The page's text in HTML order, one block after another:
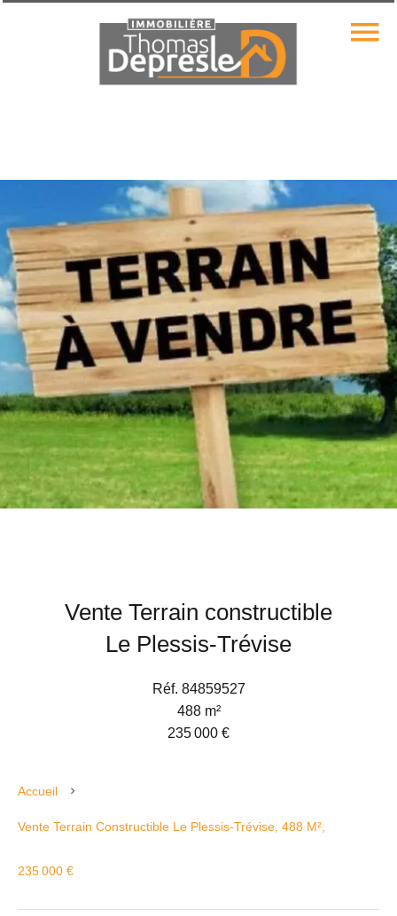
Vente Terrain constructible
Le Plessis-Trévise
Réf. 84859527
488 m²
235 000 €
Accueil
Vente Terrain Constructible Le Plessis-Trévise, 488 M²,
235 000 €